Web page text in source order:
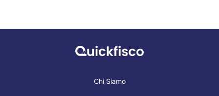
Chi Siamo